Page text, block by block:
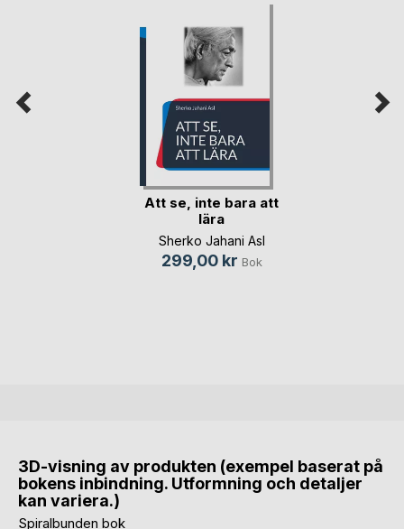
Att se, inte bara att
lära
Sherko Jahani Asl
299,00 kr Bok
3D-visning av produkten (exempel baserat på
bokens inbindning. Utformning och detaljer
kan variera.)
Spiralbunden bok